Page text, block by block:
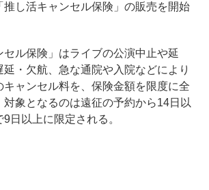
推し活キャンセル保険」の販売を開始
ル保険」はライブの公演中止や延
・欠航、急な通院や入院などにより
キャンセル料を、保険金額を限度に全
象となるのは遠征の予約から14日以
日以上に限定される。